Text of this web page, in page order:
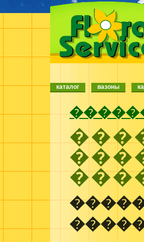
каталог вазоны